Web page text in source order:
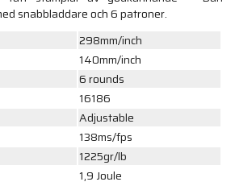
snabbladdare och 6 patroner.
298mm/inch
140mm/inch
6 rounds
16186
Adjustable
138ms/fps
1225gr/lb
1,9 Joule